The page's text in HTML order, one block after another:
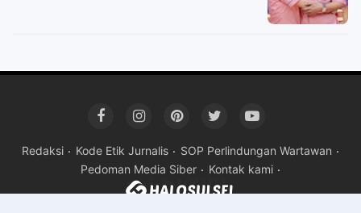
Redaksi Kode Etik Jurnalis
SOP Perlindungan Wartawan
Pedoman Media Siber
Kontak kami